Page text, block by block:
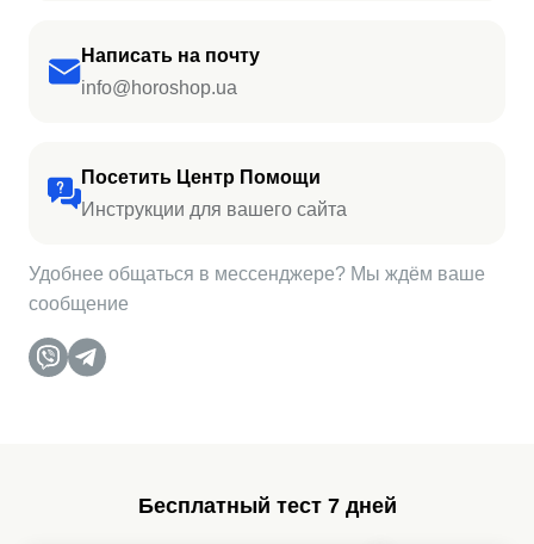
Написать на почту
info@horoshop.ua
Посетить Центр Помощи
Инструкции для вашего сайта
Удобнее общаться в мессенджере? Мы ждём ваше
сообщение
Бесплатный тест 7 дней